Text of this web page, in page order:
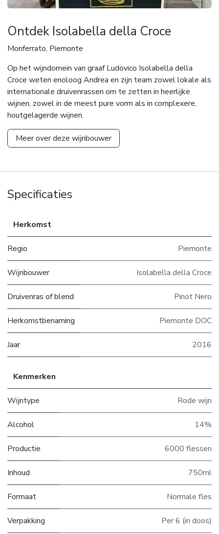
Ontdek Isolabella della Croce
Monferrato, Piemonte
Op het wijndomein van graaf Ludovico Isolabella della
Croce weten enoloog Andrea en zijn team zowel lokale als
internationale druivenrassen om te zetten in heerlijke
wijnen, zowel in de meest pure vorm als in complexere,
houtgelagerde wijnen.
Meer over deze wijnbouwer
Specificaties
Herkomst
Regio Piemonte
Wijnbouwer Isolabella della Croce
Druivenras of blend Pinot Nero
Herkomstbenaming Piemonte DOC
Jaar 2016
Kenmerken
Wijntype Rode wijn
Alcohol 14%
Productie 6000 flessen
Inhoud 750ml
Formaat Normale fles
Verpakking Per 6 (in doos)